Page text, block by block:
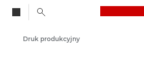
Druk produkcyjny